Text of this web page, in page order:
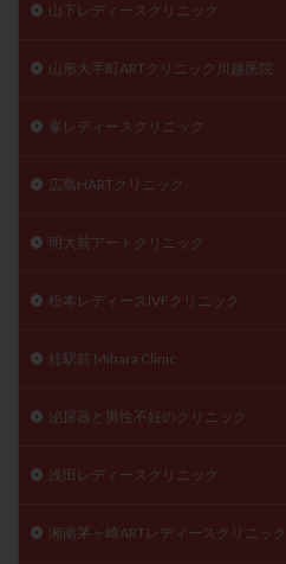
山下レディースクリニック
山形大手町ARTクリニック川越医院
峯レディースクリニック
広島HARTクリニック
明大前アートクリニック
松本レディースIVFクリニック
桂駅前 Mihara Clinic
泌尿器と男性不妊のクリニック
浅田レディースクリニック
湘南茅ヶ崎ARTレディースクリニック